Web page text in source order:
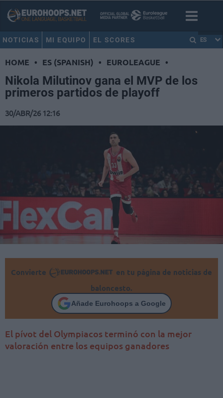
NOTICIAS MI EQUIPO EL SCORES ES
HOME • ES (SPANISH) • EUROLEAGUE •
Nikola Milutinov gana el MVP de los
primeros partidos de playoff
30/ABR/26 12:16
Convierte
en tu página de noticias de
baloncesto.
Añade Eurohoops a Google
El pívot del Olympiacos terminó con la mejor
valoración entre los equipos ganadores